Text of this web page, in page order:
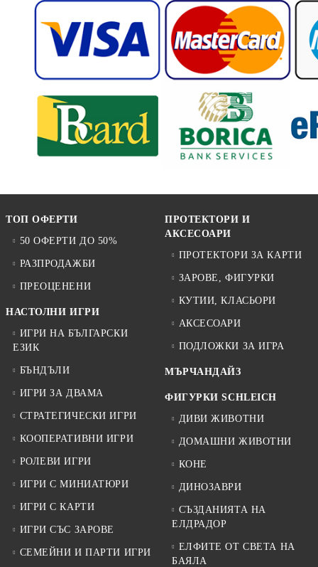
ТОП ОФЕРТИ
50 ОФЕРТИ ДО 50%
РАЗПРОДАЖБИ
ПРЕОЦЕНЕНИ
НАСТОЛНИ ИГРИ
ИГРИ НА БЪЛГАРСКИ
ЕЗИК
БЪНДЪЛИ
ИГРИ ЗА ДВАМА
СТРАТЕГИЧЕСКИ ИГРИ
КООПЕРАТИВНИ ИГРИ
РОЛЕВИ ИГРИ
ИГРИ С МИНИАТЮРИ
ИГРИ С КАРТИ
ИГРИ СЪС ЗАРОВЕ
СЕМЕЙНИ И ПАРТИ ИГРИ
ПРОТЕКТОРИ И
АКСЕСОАРИ
ПРОТЕКТОРИ ЗА КАРТИ
ЗАРОВЕ, ФИГУРКИ
КУТИИ, КЛАСЬОРИ
АКСЕСОАРИ
ПОДЛОЖКИ ЗА ИГРА
МЪРЧАНДАЙЗ
ФИГУРКИ SCHLEICH
ДИВИ ЖИВОТНИ
ДОМАШНИ ЖИВОТНИ
КОНЕ
ДИНОЗАВРИ
СЪЗДАНИЯТА НА
ЕЛДРАДОР
ЕЛФИТЕ ОТ СВЕТА НА
БАЯЛА